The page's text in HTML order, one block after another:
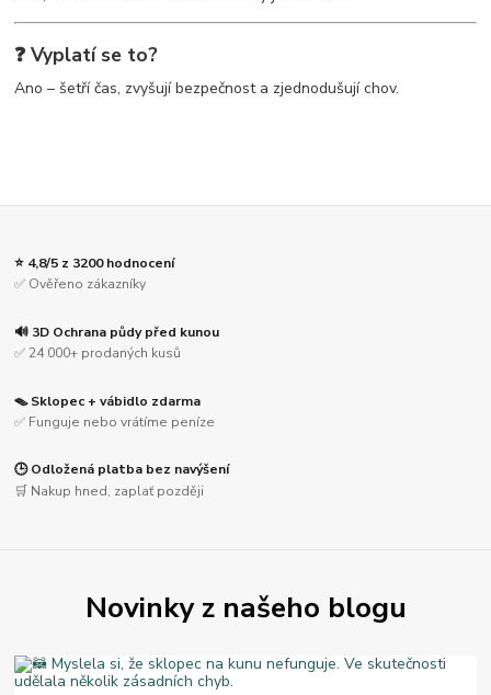
❓ Vyplatí se to?
Ano – šetří čas, zvyšují bezpečnost a zjednodušují chov.
⭐ 4,8/5 z 3200 hodnocení
✅ Ověřeno zákazníky
🔊 3D Ochrana půdy před kunou
✅ 24 000+ prodaných kusů
🪤 Sklopec + vábidlo zdarma
✅ Funguje nebo vrátíme peníze
🕒 Odložená platba bez navýšení
🛒 Nakup hned, zaplať později
Novinky z našeho blogu